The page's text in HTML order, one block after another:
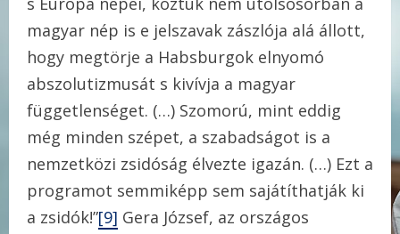
magyar nép is e jelszavak zászlója alá állott,
hogy megtörje a Habsburgok elnyomó
abszolutizmusát s kivívja a magyar
függetlenséget. (…) Szomorú, mint eddig
még minden szépet, a szabadságot is a
nemzetközi zsidóság élvezte igazán. (…) Ezt a
programot semmiképp sem sajátíthatják ki
a zsidók!”[9] Gera József, az országos